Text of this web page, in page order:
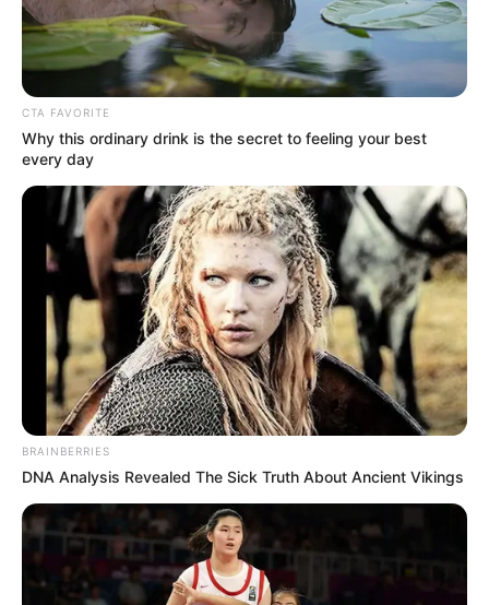
CTA FAVORITE
Why this ordinary drink is the secret to feeling your best
every day
BRAINBERRIES
DNA Analysis Revealed The Sick Truth About Ancient Vikings